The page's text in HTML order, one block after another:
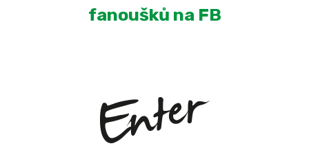
fanoušků na FB